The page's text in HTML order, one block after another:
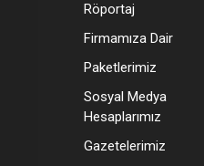
Röportaj
Firmamıza Dair
Paketlerimiz
Sosyal Medya
Hesaplarımız
Gazetelerimiz